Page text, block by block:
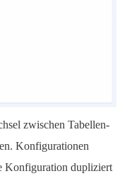
zwischen Tabellen-
Konfigurationen
Konfiguration dupliziert